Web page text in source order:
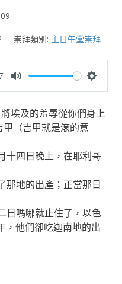
崇拜類別: 主日午堂崇拜
M
u
t
S
e
t
i
g
埃及的羞辱從你們身上
（吉甲就是滾的意
十四日晚上，在耶利哥
那地的出產；正當那日
日嗎哪就止住了，以色
，他們卻吃迦南地的出